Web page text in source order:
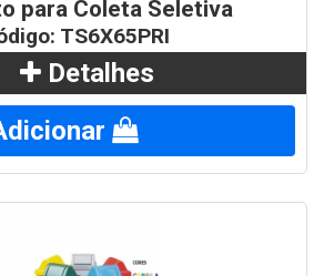
para Coleta Seletiva
TS6X65PRI
Detalhes